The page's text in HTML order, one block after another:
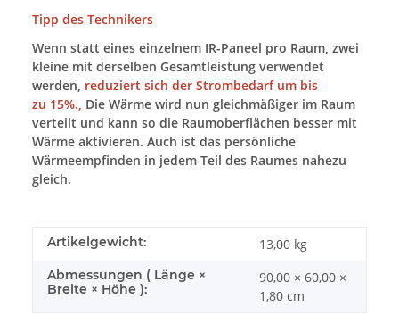
Tipp des Technikers
Wenn statt eines einzelnem IR-Paneel pro Raum, zwei
kleine mit derselben Gesamtleistung verwendet
werden, reduziert sich der Strombedarf um bis
zu 15%., Die Wärme wird nun gleichmäßiger im Raum
verteilt und kann so die Raumoberflächen besser mit
Wärme aktivieren. Auch ist das persönliche
Wärmeempfinden in jedem Teil des Raumes nahezu
gleich.
Artikelgewicht: 13,00 kg
Abmessungen ( Länge ×
Breite × Höhe ):
90,00 × 60,00 ×
1,80 cm